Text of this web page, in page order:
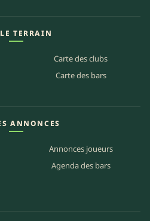
TERRAIN
Carte des clubs
Carte des bars
ANNONCES
Annonces joueurs
Agenda des bars